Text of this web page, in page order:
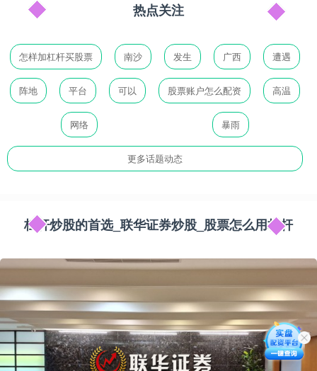
热点关注
怎样加杠杆买股票 南沙 发生 广西 遭遇
阵地 平台 可以 股票账户怎么配资 高温
网络 暴雨
更多话题动态
杠杆炒股的首选_联华证券炒股_股票怎么用杠杆